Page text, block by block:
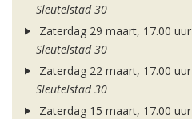
Sleutelstad 30
Zaterdag 29 maart, 17.00 uur
Sleutelstad 30
Zaterdag 22 maart, 17.00 uur
Sleutelstad 30
Zaterdag 15 maart, 17.00 uur